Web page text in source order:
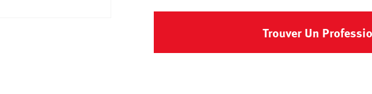
Trouver Un